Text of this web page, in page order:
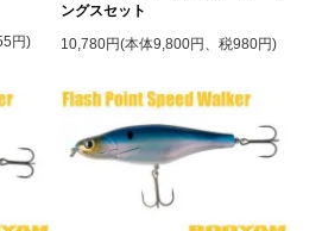
円)
ングスセット
10,780円(本体9,800円、税980円)